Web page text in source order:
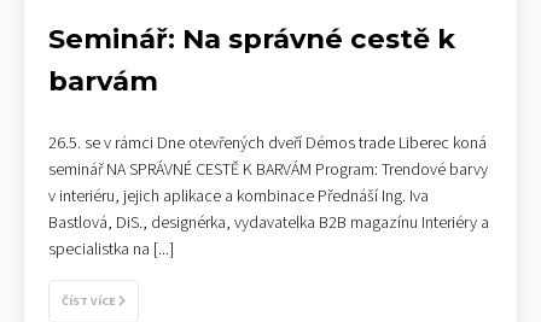
Seminář: Na správné cestě k
barvám
26.5. se v rámci Dne otevřených dveří Démos trade Liberec koná
seminář NA SPRÁVNÉ CESTĚ K BARVÁM Program: Trendové barvy
v interiéru, jejich aplikace a kombinace Přednáší Ing. Iva
Bastlová, DiS., designérka, vydavatelka B2B magazínu Interiéry a
specialistka na [...]
ČÍST VÍCE